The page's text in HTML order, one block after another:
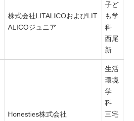
株式会社LITALICOおよびLIT
ALICOジュニア
子ど
も学
科
西尾
新
Honesties株式会社
生活
環境
学
科
三宅